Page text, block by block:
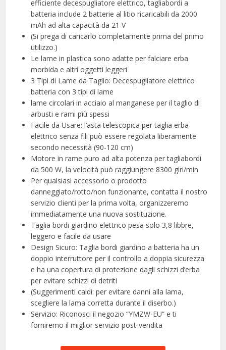
efficiente decespugliatore elettrico, tagliabordi a
batteria include 2 batterie al litio ricaricabili da 2000
mAh ad alta capacità da 21 V
(Si prega di caricarlo completamente prima del primo
utilizzo.)
Le lame in plastica sono adatte per falciare erba
morbida e altri oggetti leggeri
3 Tipi di Lame da Taglio: Decespugliatore elettrico
batteria con 3 tipi di lame
lame circolari in acciaio al manganese per il taglio di
arbusti e rami più spessi
Facile da Usare: l’asta telescopica per taglia erba
elettrico senza fili può essere regolata liberamente
secondo necessità (90-120 cm)
Motore in rame puro ad alta potenza per tagliabordi
da 500 W, la velocità può raggiungere 8300 giri/min
Per qualsiasi accessorio o prodotto
danneggiato/rotto/non funzionante, contatta il nostro
servizio clienti per la prima volta, organizzeremo
immediatamente una nuova sostituzione.
Taglia bordi giardino elettrico pesa solo 3,8 libbre,
leggero e facile da usare
Design Sicuro: Taglia bordi giardino a batteria ha un
doppio interruttore per il controllo a doppia sicurezza
e ha una copertura di protezione dagli schizzi d’erba
per evitare schizzi di detriti
(Suggerimenti caldi: per evitare danni alla lama,
scegliere la lama corretta durante il diserbo.)
Servizio: Riconosci il negozio “YMZW-EU” e ti
forniremo il miglior servizio post-vendita